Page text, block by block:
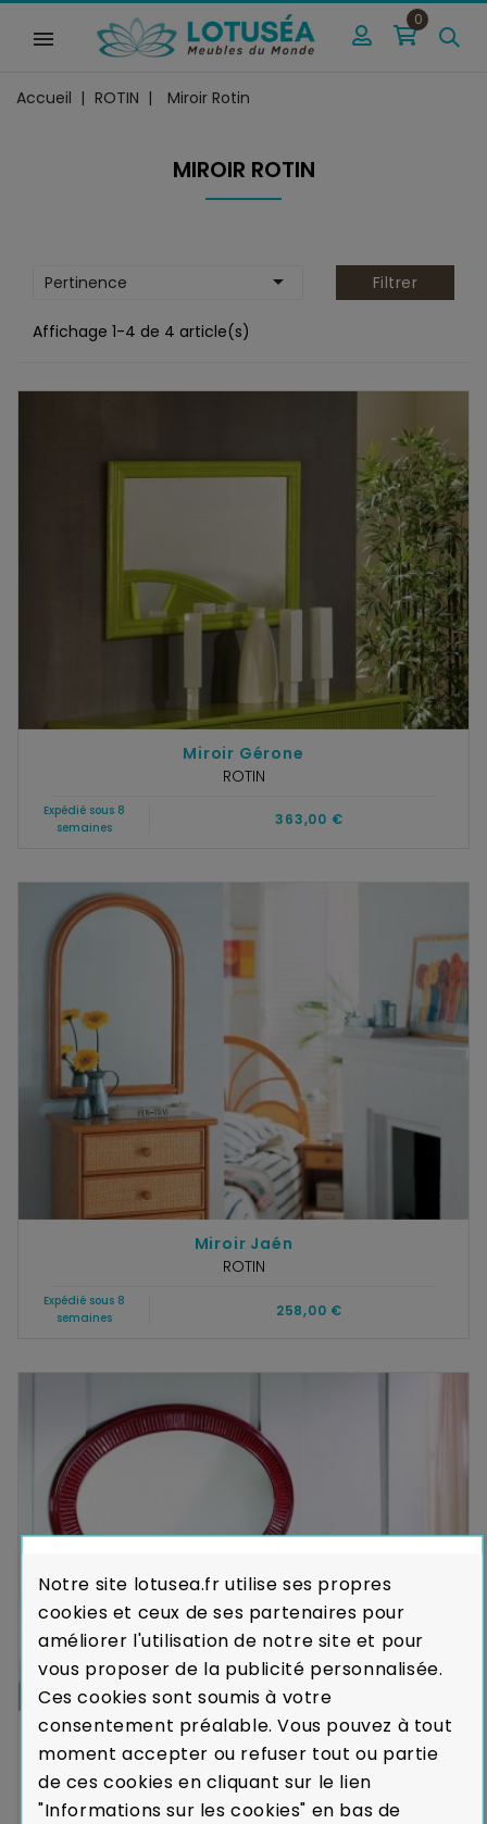
0
Accueil ROTIN Miroir Rotin
MIROIR ROTIN
Pertinence  Filtrer
Affichage 1-4 de 4 article(s)
Miroir Gérone
ROTIN
Expédié sous 8
semaines
363,00 €
Miroir Jaén
ROTIN
Expédié sous 8
semaines
258,00 €
Miroir Potes
ROTIN
Expédié sous 8
semaines
462,00 €
Notre site lotusea.fr utilise ses propres
cookies et ceux de ses partenaires pour
améliorer l'utilisation de notre site et pour
vous proposer de la publicité personnalisée.
Ces cookies sont soumis à votre
consentement préalable. Vous pouvez à tout
moment accepter ou refuser tout ou partie
de ces cookies en cliquant sur le lien
"Informations sur les cookies" en bas de